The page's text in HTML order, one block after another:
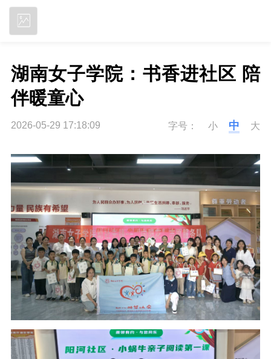
湖南女子学院：书香进社区 陪
伴暖童心
2026-05-29 17:18:09 字号： 小 中 大